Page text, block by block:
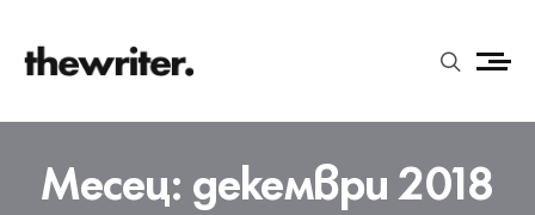
Месец:декември 2018